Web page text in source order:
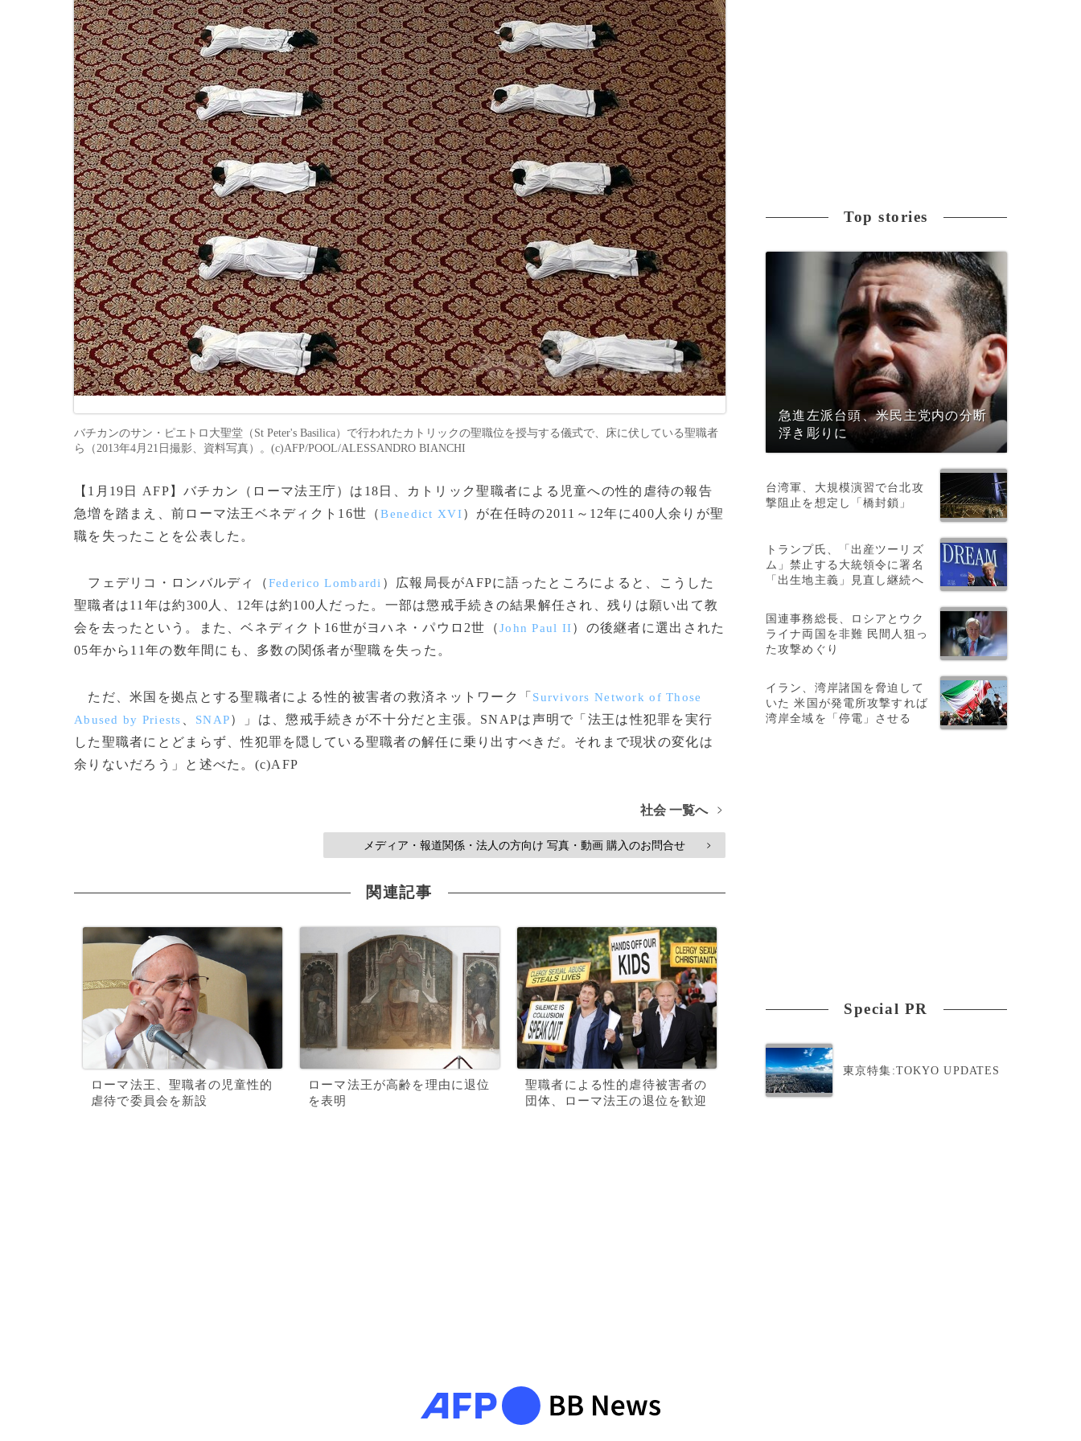
バチカンのサン・ピエトロ大聖堂（St Peter's Basilica）で行われたカトリックの聖職位を授与する儀式で、床に伏している聖職者
ら（2013年4月21日撮影、資料写真）。(c)AFP/POOL/ALESSANDRO BIANCHI
【1月19日 AFP】バチカン（ローマ法王庁）は18日、カトリック聖職者による児童への性的虐待の報告
急増を踏まえ、前ローマ法王ベネディクト16世（Benedict XVI）が在任時の2011～12年に400人余りが聖
職を失ったことを公表した。
フェデリコ・ロンバルディ（Federico Lombardi ）広報局長がAFPに語ったところによると、こうした
聖職者は11年は約300人、12年は約100人だった。一部は懲戒手続きの結果解任され、残りは願い出て教
会を去ったという。また、ベネディクト16世がヨハネ・パウロ2世（John Paul II）の後継者に選出された
05年から11年の数年間にも、多数の関係者が聖職を失った。
ただ、米国を拠点とする聖職者による性的被害者の救済ネットワーク「 Survivors Network of Those
Abused by Priests
SNAP）」は、懲戒手続きが不十分だと主張。SNAPは声明で「法王は性犯罪を実行
した聖職者にとどまらず、性犯罪を隠している聖職者の解任に乗り出すべきだ。それまで現状の変化は
余りないだろう」と述べた。(c)AFP
社会 一覧へ >
メディア・報道関係・法人の方向け 写真・動画 購入のお問合せ >
関連記事
ローマ法王、聖職者の児童性的
虐待で委員会を新設
ローマ法王が高齢を理由に退位
を表明
聖職者による性的虐待被害者の
団体、ローマ法王の退位を歓迎
Top stories
急進左派台頭、米民主党内の分断
浮き彫りに
台湾軍、大規模演習で台北攻
撃阻止を想定し「橋封鎖」
トランプ氏、「出産ツーリズ
ム」禁止する大統領令に署名
「出生地主義」見直し継続へ
国連事務総長、ロシアとウク
ライナ両国を非難 民間人狙っ
た攻撃めぐり
イラン、湾岸諸国を脅迫して
いた 米国が発電所攻撃すれば
湾岸全域を「停電」させる
Special PR
東京特集:TOKYO UPDATES